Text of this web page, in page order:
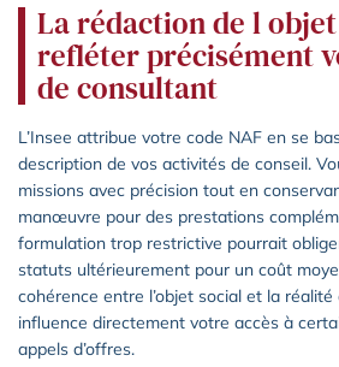
La rédaction de l
refléter précisément
de consultant
L’Insee attribue votre code NAF en se
description de vos activités de conseil.
missions avec précision tout en
manœuvre pour des prestations
formulation trop restrictive pourrait
statuts ultérieurement pour un coût
cohérence entre l’objet social et la
influence directement votre accès à
appels d’offres.